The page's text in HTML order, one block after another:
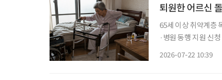
퇴원한 어르신
65세 이상 취약계층
·병원 동행 지원 신청
2026-07-22 10:39